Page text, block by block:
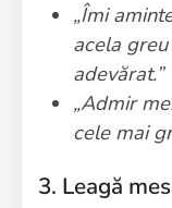
„Îmi
acela
adevărat.”
„Admir
cele mai
3. Leagă